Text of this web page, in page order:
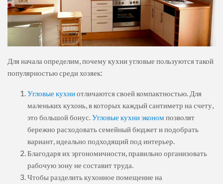
Для начала определим, почему кухни угловые пользуются такой
популярностью среди хозяек:
Угловые кухниотличаются своей компактностью. Для
маленьких кухонь, в которых каждый сантиметр на счету,
это большой бонус.Угловые кухни эконом позволят
бережно расходовать семейный бюджет и подобрать
вариант, идеально подходящий под интерьер.
Благодаря их эргономичности, правильно организовать
рабочую зону не составит труда.
Чтобы разделить кухонное помещение на